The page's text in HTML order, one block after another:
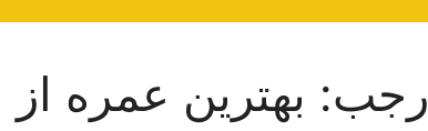
بهترین عمره از